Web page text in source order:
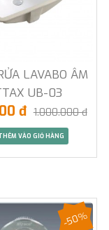
LAVABO ÂM
UB-03
đ 1.000.000 đ
VÀO GIỎ HÀNG
-50%